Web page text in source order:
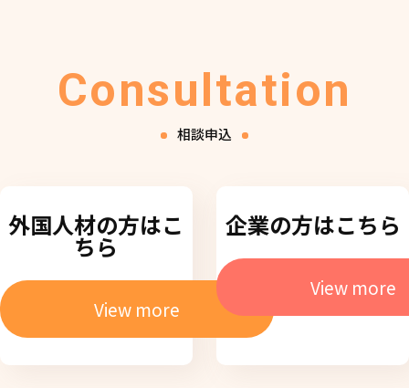
Consultation
相談申込
外国人材の方はこ
ちら
View more
企業の方はこちら
View more